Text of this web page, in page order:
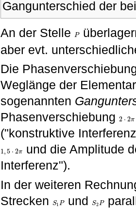
Gangunterschied der
An der Stelle
P
P
aber evt.
Die
Weglänge der
sogenannten
Phasenverschiebung 2 ⋅ 2π
2 ⋅ 2π
("konstruktive
1,5 ⋅ 2π
1 ,5 ⋅2π
und die Amplitude
Interferenz").
In der weiteren
Strecken
S1P
S1P und S2P
S2P